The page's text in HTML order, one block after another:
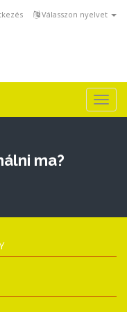
Válasszon nyelvet
ma?